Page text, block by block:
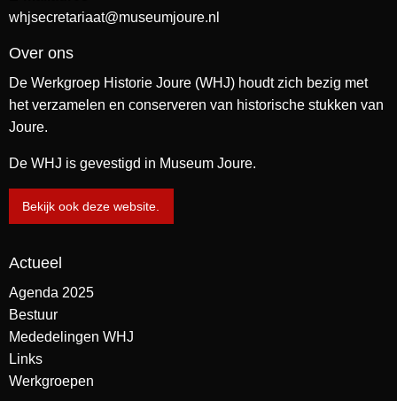
whjsecretariaat@museumjoure.nl
Over ons
De Werkgroep Historie Joure (WHJ) houdt zich bezig met
het verzamelen en conserveren van historische stukken van
Joure.
De WHJ is gevestigd in Museum Joure.
Bekijk ook deze website.
Actueel
Agenda 2025
Bestuur
Mededelingen WHJ
Links
Werkgroepen